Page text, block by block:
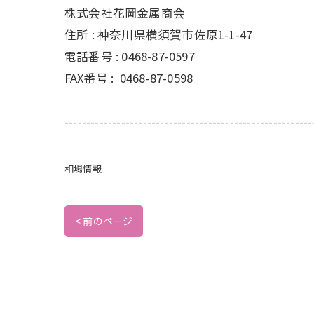
株式会社花岡金属商会
住所 : 神奈川県横須賀市佐原1-1-47
電話番号 : 0468-87-0597
FAX番号 : 0468-87-0598
相場情報
< 前のページ